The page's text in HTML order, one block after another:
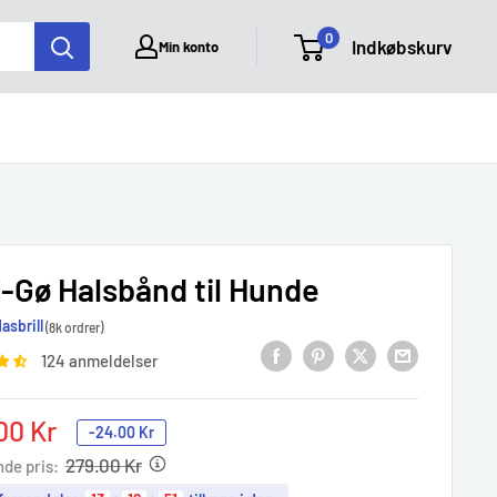
Min konto 0 Indkøbskurv
Halsbånd til Hunde
(8k ordrer)
124 anmeldelser
Kr -24.00 Kr
pris: 279.00 Kr